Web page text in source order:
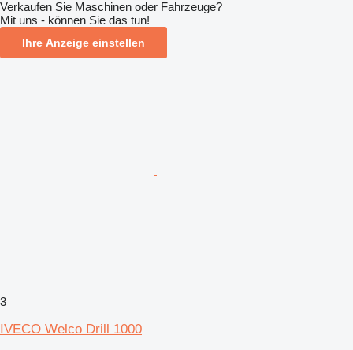
Verkaufen Sie Maschinen oder Fahrzeuge?
Mit uns - können Sie das tun!
Ihre Anzeige einstellen
3
IVECO Welco Drill 1000